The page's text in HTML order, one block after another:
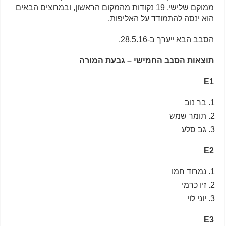
ממוקם שלישי, 19 נקודות מהמקום הראשון, ובמרוצים הבאים
הוא ינסה להתמודד על האליפות.
הסבב הבא ייערך ב-28.5.16.
תוצאות הסבב החמישי – גבעת המורה
E1
בר נוב
תומר שמש
גב סלע
E2
נמרוד חמו
זיו כרמי
יוני לוי
E3